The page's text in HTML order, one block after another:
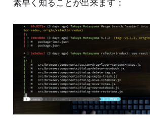
素早く知ることが出来ます：